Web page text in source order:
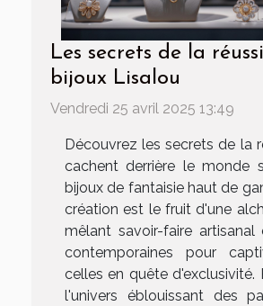
Les secrets de la
bijoux Lisalou
Vendredi 25 avril 2025 13:49
Découvrez les secrets de la
cachent derrière le monde
bijoux de fantaisie haut de
création est le fruit d'une
mêlant savoir-faire artisanal
contemporaines pour
celles en quête d'exclusivité.
l'univers éblouissant des